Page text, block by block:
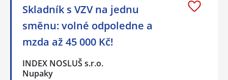
Skladník s VZV na jednu
směnu: volné odpoledne a
mzda až 45 000 Kč!
INDEX NOSLUŠ s.r.o.
Nupaky